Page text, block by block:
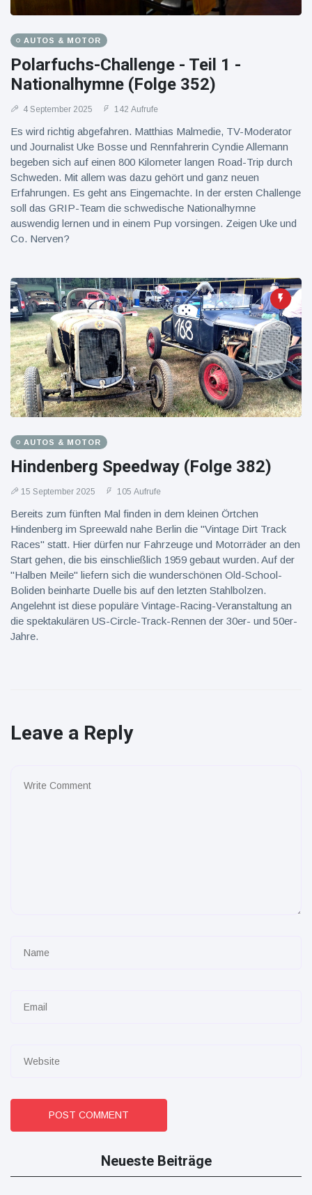
AUTOS & MOTOR
Polarfuchs-Challenge - Teil 1 -
Nationalhymne (Folge 352)
4 September 2025 142 Aufrufe
Es wird richtig abgefahren. Matthias Malmedie, TV-Moderator
und Journalist Uke Bosse und Rennfahrerin Cyndie Allemann
begeben sich auf einen 800 Kilometer langen Road-Trip durch
Schweden. Mit allem was dazu gehört und ganz neuen
Erfahrungen. Es geht ans Eingemachte. In der ersten Challenge
soll das GRIP-Team die schwedische Nationalhymne
auswendig lernen und in einem Pup vorsingen. Zeigen Uke und
Co. Nerven?
AUTOS & MOTOR
Hindenberg Speedway (Folge 382)
15 September 2025 105 Aufrufe
Bereits zum fünften Mal finden in dem kleinen Örtchen
Hindenberg im Spreewald nahe Berlin die "Vintage Dirt Track
Races" statt. Hier dürfen nur Fahrzeuge und Motorräder an den
Start gehen, die bis einschließlich 1959 gebaut wurden. Auf der
"Halben Meile" liefern sich die wunderschönen Old-School-
Boliden beinharte Duelle bis auf den letzten Stahlbolzen.
Angelehnt ist diese populäre Vintage-Racing-Veranstaltung an
die spektakulären US-Circle-Track-Rennen der 30er- und 50er-
Jahre.
Leave a Reply
POST COMMENT
Neueste Beiträge